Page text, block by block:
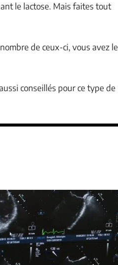
le lactose. Mais faites tout
de ceux-ci, vous avez le
conseillés pour ce type de